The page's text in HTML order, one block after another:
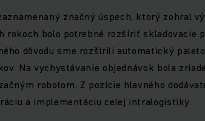
značný úspech, ktorý zohral
rokoch bolo potrebné rozšíriť skladovacie
dôvodu sme rozšírili automatický
Na vychystávanie objednávok bola
robotom. Z pozície hlavného
a implementáciu celej intralogistiky.